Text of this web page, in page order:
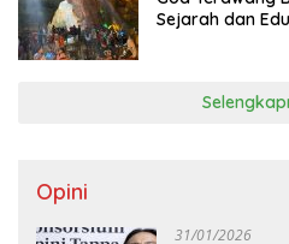
Sejarah dan
Opini
31/01/2026